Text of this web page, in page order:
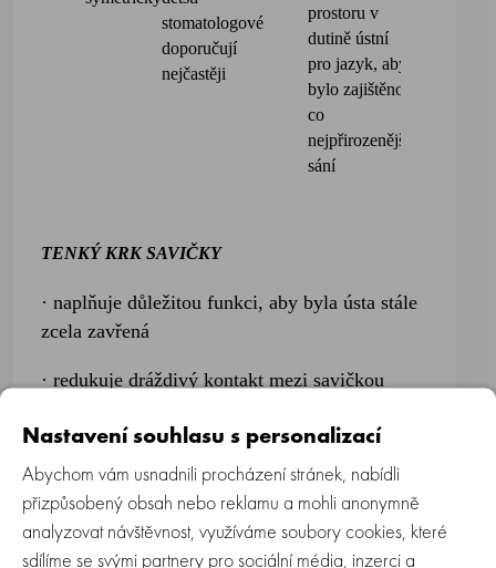
stomatologové
doporučují
nejčastěji
prostoru v
dutině ústní
pro jazyk, aby
bylo zajištěno
co
nejpřirozenější
sání
TENKÝ KRK SAVIČKY
· naplňuje důležitou funkci, aby byla ústa stále
zcela zavřená
· redukuje dráždivý kontakt mezi savičkou
ŠIRŠÍ ČÁST SAVIČKY
· lepší přenášení tlaku vyvíjeného na dásně /
Nastavení souhlasu s personalizací
Abychom vám usnadnili procházení stránek, nabídli
přizpůsobený obsah nebo reklamu a mohli anonymně
analyzovat návštěvnost, využíváme soubory cookies, které
sdílíme se svými partnery pro sociální média, inzerci a